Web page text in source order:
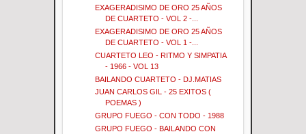
EXAGERADISIMO DE ORO 25 AÑOS
DE CUARTETO - VOL 2 -...
EXAGERADISIMO DE ORO 25 AÑOS
DE CUARTETO - VOL 1 -...
CUARTETO LEO - RITMO Y SIMPATIA
- 1966 - VOL 13
BAILANDO CUARTETO - DJ.MATIAS
JUAN CARLOS GIL - 25 EXITOS (
POEMAS )
GRUPO FUEGO - CON TODO - 1988
GRUPO FUEGO - BAILANDO CON